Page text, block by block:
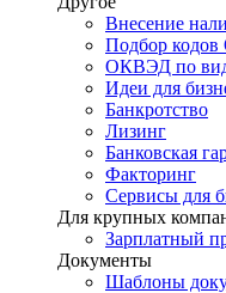
Внесение
Подбор
ОКВЭД по
Идеи для
Банкротство
Лизинг
Банковская
Факторинг
Сервисы для
Для крупных
Зарплатный
Документы
Шаблоны